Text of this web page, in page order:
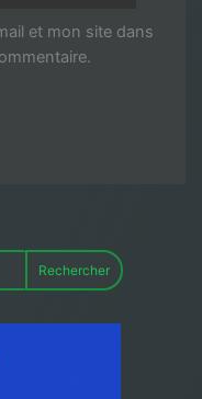
et mon site dans
Rechercher